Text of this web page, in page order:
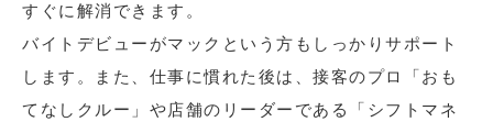
すぐに解消できます。
バイトデビューがマックという方もしっかりサポート
します。また、仕事に慣れた後は、接客のプロ「おも
てなしクルー」や店舗のリーダーである「シフトマネ